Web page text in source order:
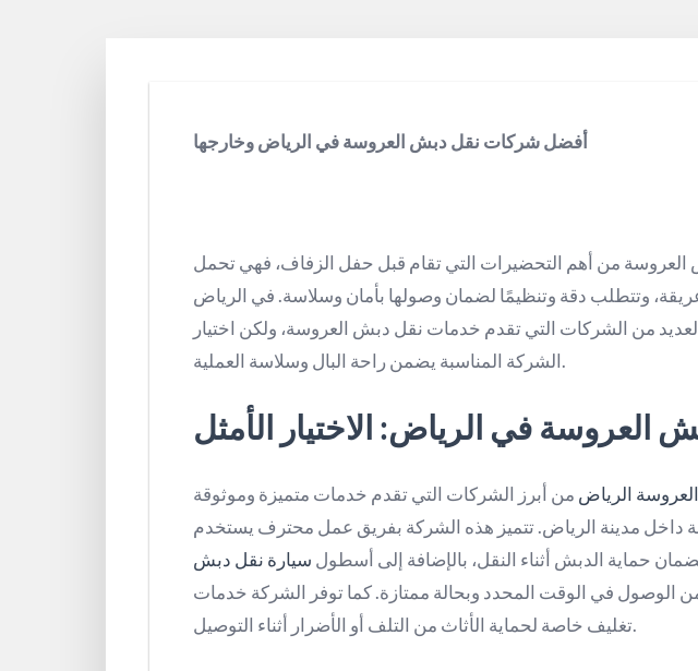
أفضل شركات نقل دبش العروسة في الرياض وخارجها
العروسة من أهم التحضيرات التي تقام قبل حفل الزفاف، فهي تحمل
وتتطلب دقة وتنظيمًا لضمان وصولها بأمان وسلاسة. في الرياض
من الشركات التي تقدم خدمات نقل دبش العروسة، ولكن اختيار
الشركة المناسبة يضمن راحة البال وسلاسة العملية.
العروسة في الرياض: الاختيار الأمثل
الرياض من أبرز الشركات التي تقدم خدمات متميزة وموثوقة
مدينة الرياض. تتميز هذه الشركة بفريق عمل محترف يستخدم
حماية الدبش أثناء النقل، بالإضافة إلى أسطول سيارة نقل دبش
الوصول في الوقت المحدد وبحالة ممتازة. كما توفر الشركة خدمات
تغليف خاصة لحماية الأثاث من التلف أو الأضرار أثناء التوصيل.